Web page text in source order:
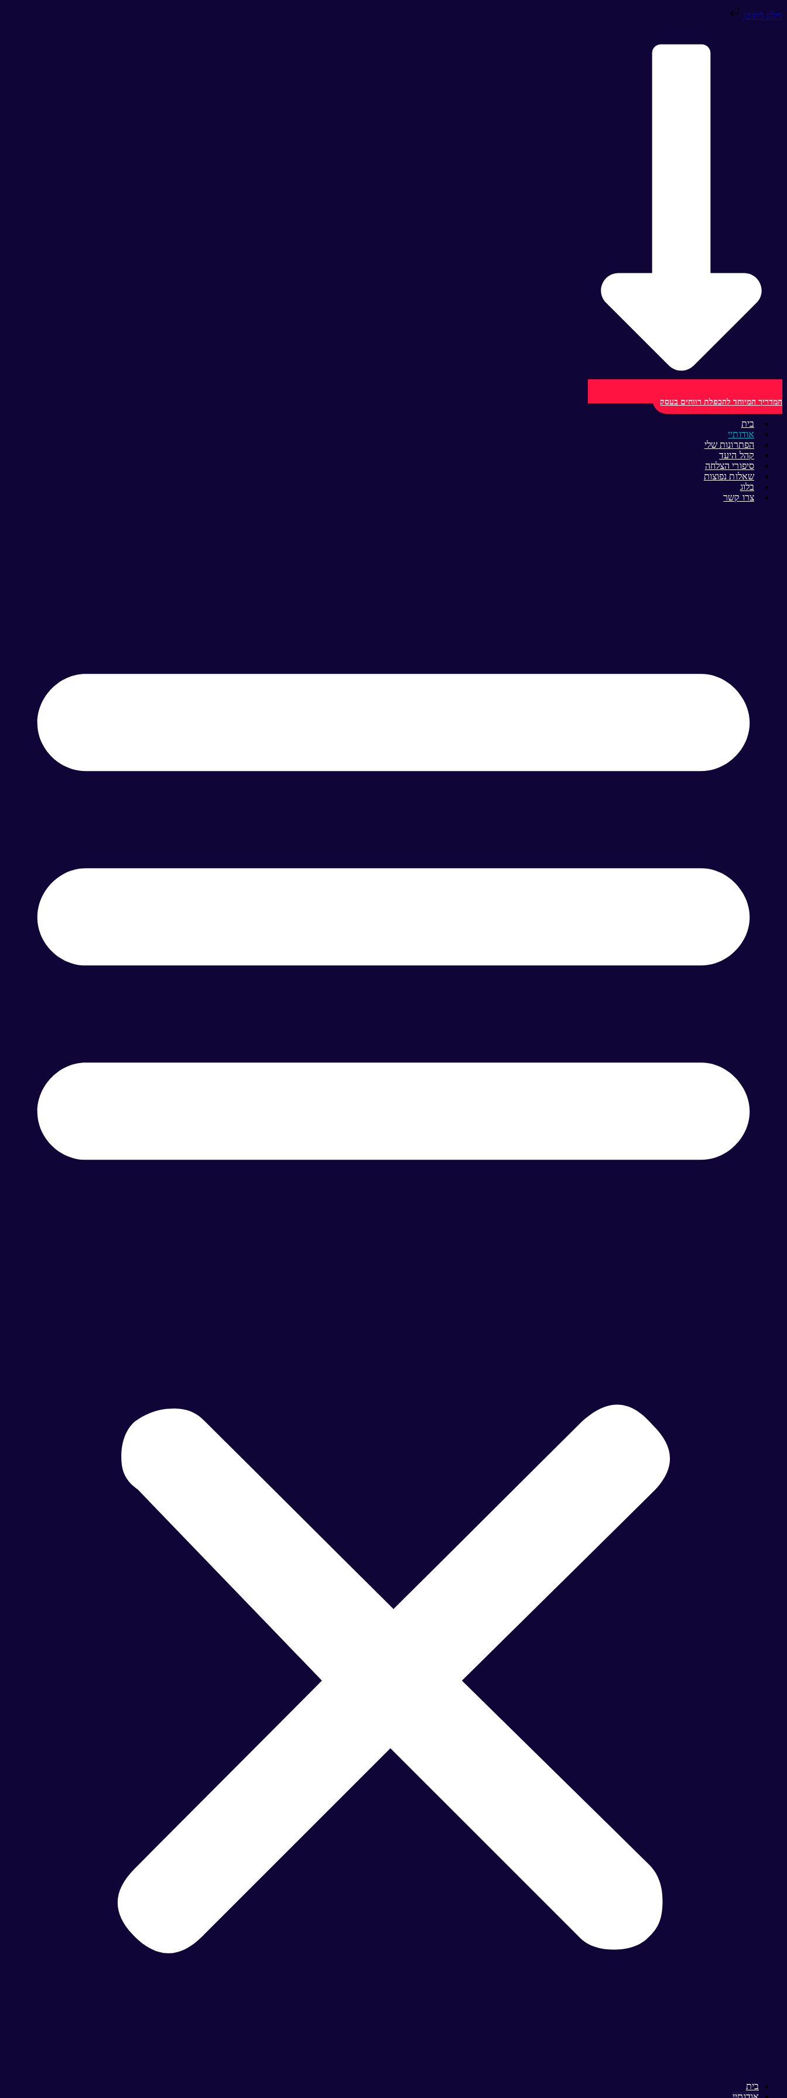
דילוג לתוכן
המדריך המיוחד להכפלת רווחים בעסק
בית
אודותיי
הפתרונות שלי
קהל היעד
סיפורי הצלחה
שאלות נפוצות
בלוג
צרו קשר
בית